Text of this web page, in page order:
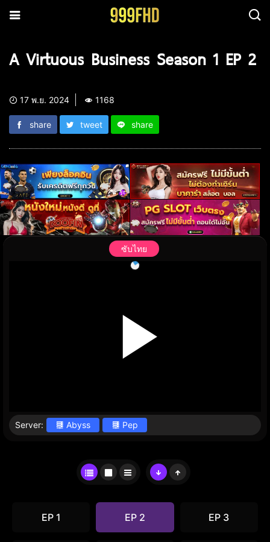
A Virtuous Business Season 1 EP 2
17 พ.ย. 2024 1168
share tweet share
ซับไทย
Server: Abyss Pep
EP 1 EP 2 EP 3